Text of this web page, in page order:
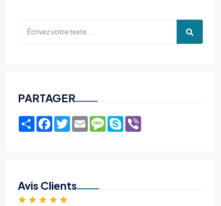
PARTAGER
ShareFacebook
TwitterEmailMessage
Skype
Avis Clients
★ ★ ★ ★ ★